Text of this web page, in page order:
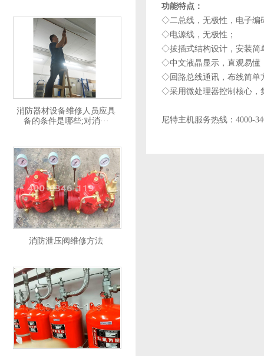
消防器材设备维修人员应具
备的条件是哪些;对消···
消防泄压阀维修方法
功能特点：
◇二总线，无极性，电子编
◇电源线，无极性；
◇拔插式结构设计，安装简
◇中文液晶显示，直观易懂
◇回路总线通讯，布线简单
◇采用微处理器控制核心，
尼特主机服务热线：4000-